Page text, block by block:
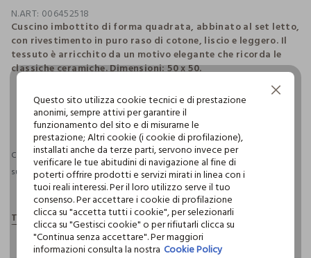
N.ART: 006452518
Cuscino imbottito di forma quadrata, abbinato al set letto,
con rivestimento in puro raso di cotone, liscio e leggero. Il
tessuto è arricchito da un motivo elegante che ricorda le
classiche ceramiche. Dimensioni: 50 x 50.
pdp.loyalty.section.advantages
Consegna prevista entro il 09/08/2026 e spedizione gratuita per ordini
superiori a 30€ se possiedi una CROFF Club.Maggiori informazioni
Questo sito utilizza cookie tecnici e di prestazione
anonimi, sempre attivi per garantire il
funzionamento del sito e di misurarne le
prestazione; Altri cookie (i cookie di profilazione),
installati anche da terze parti, servono invece per
verificare le tue abitudini di navigazione al fine di
poterti offrire prodotti e servizi mirati in linea con i
tuoi reali interessi. Per il loro utilizzo serve il tuo
consenso. Per accettare i cookie di profilazione
clicca su "accetta tutti i cookie", per selezionarli
clicca su "Gestisci cookie" o per rifiutarli clicca su
"Continua senza accettare". Per maggiori
informazioni consulta la nostra Cookie Policy
Continua senza accettare